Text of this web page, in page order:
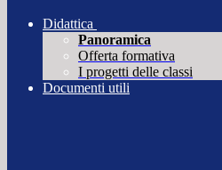
Didattica
Panoramica
Offerta formativa
I progetti delle classi
Documenti utili